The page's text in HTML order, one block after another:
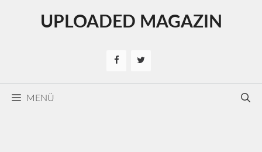
UPLOADED MAGAZIN
MENÜ